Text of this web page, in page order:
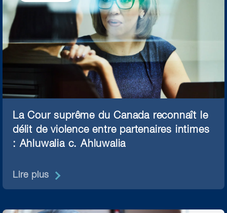
La Cour suprême du Canada reconnaît le
délit de violence entre partenaires intimes
: Ahluwalia c. Ahluwalia
Lire plus